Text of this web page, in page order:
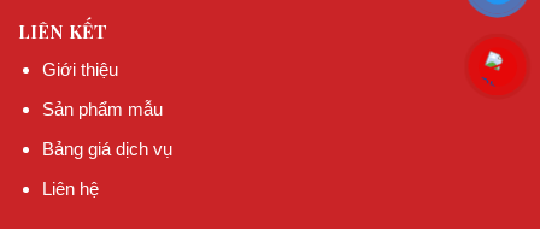
LIÊN KẾT
Giới thiệu
Sản phẩm mẫu
Bảng giá dịch vụ
Liên hệ